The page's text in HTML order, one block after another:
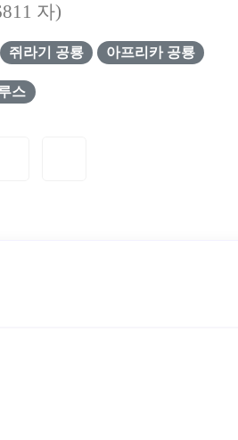
자)
쥐라기 공룡 아프리카 공룡
스